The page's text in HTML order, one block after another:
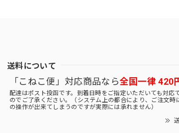
送料について
「こねこ便」対応商品なら全国一律 420
配達はポスト投函です。到着日時をご指定いただいても対応
のでご了承ください。（システム上の都合により、ご注文時
の操作が出来てしまうのですが実際には承れません）